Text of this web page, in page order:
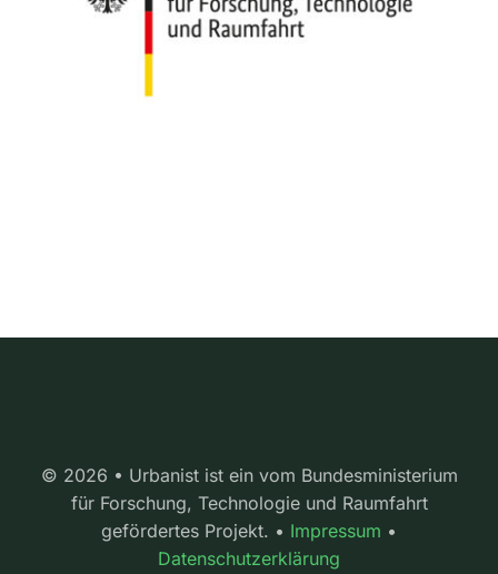
© 2026 • Urbanist ist ein vom Bundesministerium
für Forschung, Technologie und Raumfahrt
gefördertes Projekt. • Impressum •
Datenschutzerklärung